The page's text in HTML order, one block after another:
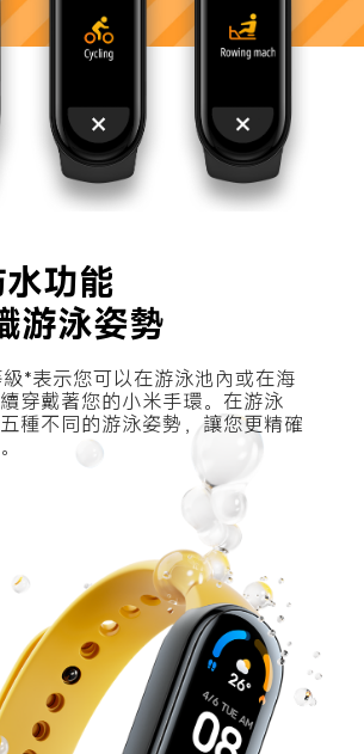
功能
游泳姿勢
*表示您可以在游泳池內或在海
穿戴著您的小米手環。在游泳
種不同的游泳姿勢，讓您更精確